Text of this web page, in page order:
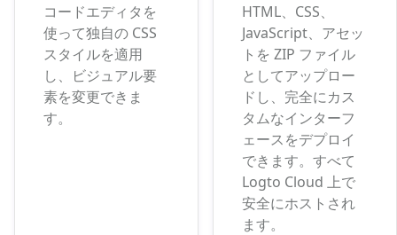
コードエディタを
使って独自の CSS
スタイルを適用
し、ビジュアル要
素を変更できま
す。
HTML、CSS、
JavaScript、アセッ
トを ZIP ファイル
としてアップロー
ドし、完全にカス
タムなインターフ
ェースをデプロイ
できます。すべて
Logto Cloud 上で
安全にホストされ
ます。